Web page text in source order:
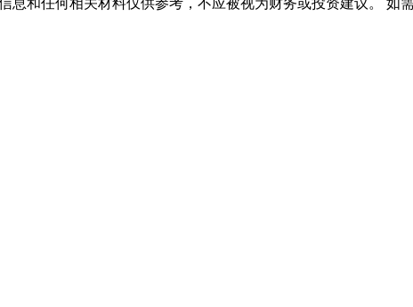
和任何相关材料仅供参考，不应被视为财务或投资建议。 如